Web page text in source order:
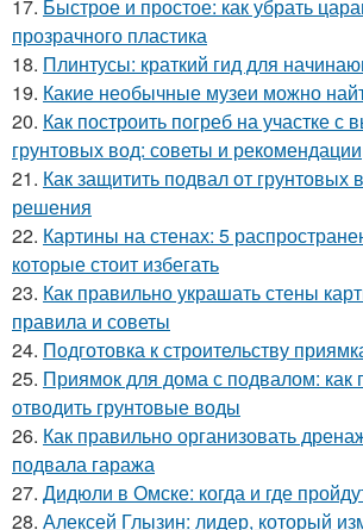
17. Быстрое и простое: как убрать
прозрачного пластика
18. Плинтусы: краткий гид для
19. Какие необычные музеи можно
20. Как построить погреб на участке с
грунтовых вод: советы и рекомендации
21. Как защитить подвал от
решения
22. Картины на стенах: 5
которые стоит избегать
23. Как правильно украшать стены
правила и советы
24. Подготовка к строительству
25. Приямок для дома с подвалом: как
отводить грунтовые воды
26. Как правильно организовать
подвала гаража
27. Дидюли в Омске: когда и где
28. Алексей Глызин: лидер, который